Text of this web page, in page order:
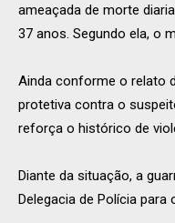
ameaçada de morte
37 anos. Segundo ela, o
Ainda conforme o relato
protetiva contra o
reforça o histórico de
Diante da situação, a
Delegacia de Polícia